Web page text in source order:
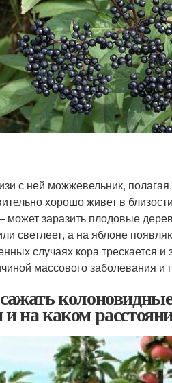
с ней можжевельник,
хорошо живет в
заразить плодовые
светлеет, а на яблоне
случаях кора трескается
массового заболевания и
на каком